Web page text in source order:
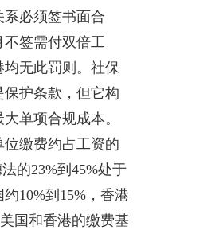
必须签书面合
不签需付双倍工
无此罚则。社保
护条款，但它构
单项合规成本。
缴费约占工资的
的23%到45%处于
10%到15%，香港
国和香港的缴费基